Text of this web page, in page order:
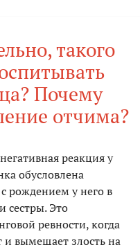
такого
Почему
отчима?
реакция у
обусловлена
рождением у него в
сестры. Это
ревности, когда
и вымещает злость на